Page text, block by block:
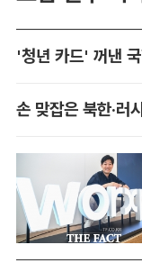
'청년 카드' 꺼낸
손 맞잡은 북한·